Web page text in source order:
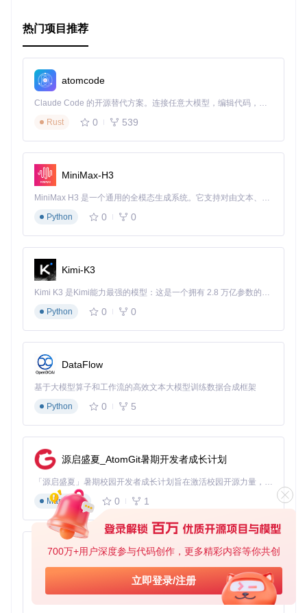
700万+用户深度参与代码创作，更多精彩内容等你共创
立即登录/注册
热门项目推荐
atomcode
Claude Code 的开源替代方案。连接任意大模型，编辑代码，运行命令，自动验证 — 全自动执行。用 Rust 构建，极致性能。 ｜ An open-source alternative to Claude Code. Connect any LLM, edit code, run commands, and verify changes — autonomously. Built in Rust for speed. Get Started
Rust
0 539
MiniMax-H3
MiniMax H3 是一个通用的全模态生成系统。它支持对由文本、图像、视频和音频组成的多模态上下文进行统一理解，并能生成分辨率高达 2K、时长可达 15 秒的带原生立体声音频的视频。得益于面向任务泛化的系统设计，H3 在预训练阶段就已具备广泛的多模态上下文理解与生成能力，能够出色地执行复杂的多模态指令。
Python
0 0
Kimi-K3
Kimi K3 是Kimi能力最强的模型：这是一个拥有 2.8 万亿参数的混合专家（MoE）模型，具备原生视觉理解能力，并支持 100 万 token 的上下文窗口。
Python
0 0
DataFlow
基于大模型算子和工作流的高效文本大模型训练数据合成框架
Python
0 5
源启盛夏_AtomGit暑期开发者成长计划
「源启盛夏」暑期校园开发者成长计划旨在激活校园开源力量，通过积分激励、认证扶持、资源倾斜等形式，引导高校组织和开发者完成「入驻 — 建项目 — 做贡献 — 获认证 — 得资源」的完整闭环。无论你是想带领社团入驻平台的组织者，还是希望用代码贡献证明自己的开发者，都能在这里找到属于你的成长路径。
Markdown
0 1
py-xiaozhi
基于Python的Xiaozhi AI，适用于想要完整Xiaozhi体验而无需拥有专用硬件的用户。
Python
0 1